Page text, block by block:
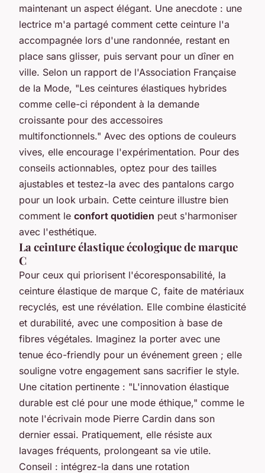
maintenant un aspect élégant. Une anecdote : une
lectrice m'a partagé comment cette ceinture l'a
accompagnée lors d'une randonnée, restant en
place sans glisser, puis servant pour un dîner en
ville. Selon un rapport de l'Association Française
de la Mode, "Les ceintures élastiques hybrides
comme celle-ci répondent à la demande
croissante pour des accessoires
multifonctionnels." Avec des options de couleurs
vives, elle encourage l'expérimentation. Pour des
conseils actionnables, optez pour des tailles
ajustables et testez-la avec des pantalons cargo
pour un look urbain. Cette ceinture illustre bien
comment le confort quotidien peut s'harmoniser
avec l'esthétique.
La ceinture élastique écologique de marque
C
Pour ceux qui priorisent l'écoresponsabilité, la
ceinture élastique de marque C, faite de matériaux
recyclés, est une révélation. Elle combine élasticité
et durabilité, avec une composition à base de
fibres végétales. Imaginez la porter avec une
tenue éco-friendly pour un événement green ; elle
souligne votre engagement sans sacrifier le style.
Une citation pertinente : "L'innovation élastique
durable est clé pour une mode éthique," comme le
note l'écrivain mode Pierre Cardin dans son
dernier essai. Pratiquement, elle résiste aux
lavages fréquents, prolongeant sa vie utile.
Conseil : intégrez-la dans une rotation